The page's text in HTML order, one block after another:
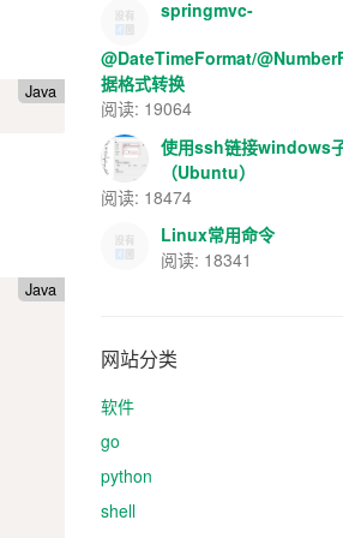
Java
Java
springmvc-
@DateTimeFormat/
据格式转换
阅读: 19064
使用ssh链接windows
（Ubuntu）
阅读: 18474
Linux常用命令
阅读: 18341
网站分类
软件
go
python
shell